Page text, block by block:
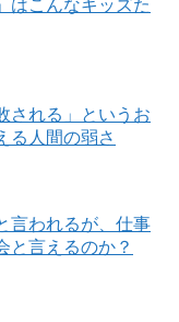
はこんなキッズた
される」というお
る人間の弱さ
言われるが、仕事
と言えるのか？